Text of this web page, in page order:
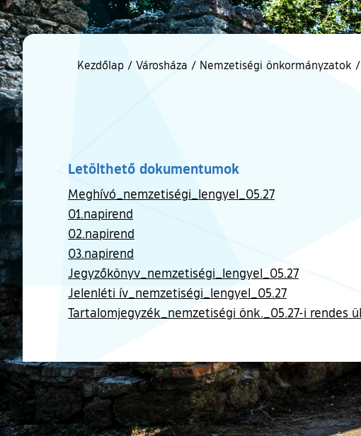
Kezdőlap / Városháza / Nemzetiségi önkormányzatok /
Letölthető dokumentumok
Meghívó_nemzetiségi_lengyel_05.27
01.napirend
02.napirend
03.napirend
Jegyzőkönyv_nemzetiségi_lengyel_05.27
Jelenléti ív_nemzetiségi_lengyel_05.27
Tartalomjegyzék_nemzetiségi önk._05.27-i rendes